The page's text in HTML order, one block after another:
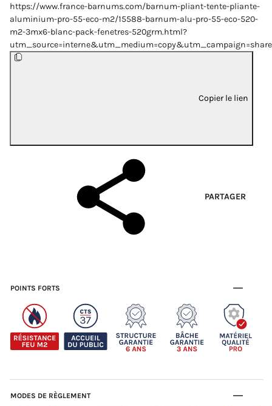
https://www.france-barnums.com/barnum-pliant-tente-pliante-
aluminium-pro-55-eco-m2/15588-barnum-alu-pro-55-eco-520-
m2-3mx6-blanc-pack-fenetres-520grm.html?
Copier le lien
PARTAGER
POINTS FORTS
MODES DE RÈGLEMENT